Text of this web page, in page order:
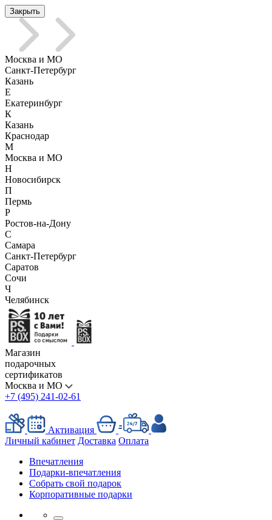
Закрыть
Москва и МО
Санкт-Петербург
Казань
Е
Екатеринбург
К
Казань
Краснодар
М
Москва и МО
Н
Новосибирск
П
Пермь
Р
Ростов-на-Дону
С
Самара
Санкт-Петербург
Саратов
Сочи
Ч
Челябинск
Магазин
подарочных
сертификатов
Москва и МО
+7 (495) 241-02-61
Активация
Личный кабинет Доставка Оплата
Впечатления
Подарки-впечатления
Собрать свой подарок
Корпоративные подарки